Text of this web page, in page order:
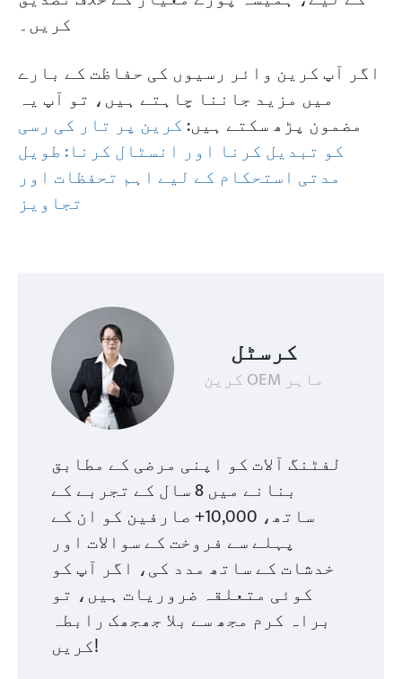
کریں۔
اگر آپ کرین وائر رسیوں کی حفاظت کے بارے
میں مزید جاننا چاہتے ہیں، تو آپ یہ
مضمون پڑھ سکتے ہیں: کرین پر تار کی رسی
کو تبدیل کرنا اور انسٹال کرنا: طویل
مدتی استحکام کے لیے اہم تحفظات اور
تجاویز
کرسٹل
کرین OEM ماہر
لفٹنگ آلات کو اپنی مرضی کے مطابق
بنانے میں 8 سال کے تجربے کے
ساتھ، 10,000+ صارفین کو ان کے
پہلے سے فروخت کے سوالات اور
خدشات کے ساتھ مدد کی، اگر آپ کو
کوئی متعلقہ ضروریات ہیں، تو
براہ کرم مجھ سے بلا جھجھک رابطہ
کریں!